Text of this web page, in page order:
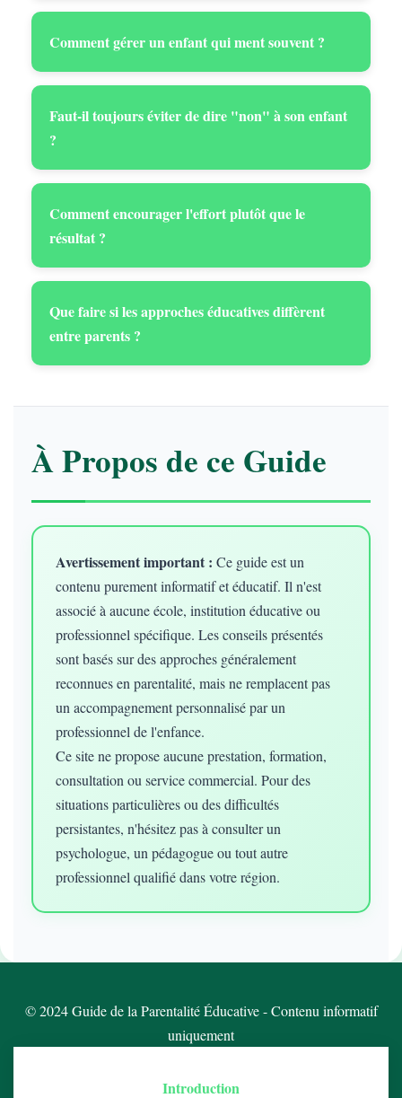
Comment gérer un enfant qui ment souvent ?
Faut-il toujours éviter de dire "non" à son enfant
?
Comment encourager l'effort plutôt que le
résultat ?
Que faire si les approches éducatives diffèrent
entre parents ?
À Propos de ce Guide
Avertissement important : Ce guide est un
contenu purement informatif et éducatif. Il n'est
associé à aucune école, institution éducative ou
professionnel spécifique. Les conseils présentés
sont basés sur des approches généralement
reconnues en parentalité, mais ne remplacent pas
un accompagnement personnalisé par un
professionnel de l'enfance.
Ce site ne propose aucune prestation, formation,
consultation ou service commercial. Pour des
situations particulières ou des difficultés
persistantes, n'hésitez pas à consulter un
psychologue, un pédagogue ou tout autre
professionnel qualifié dans votre région.
© 2024 Guide de la Parentalité Éducative - Contenu informatif
uniquement
Introduction